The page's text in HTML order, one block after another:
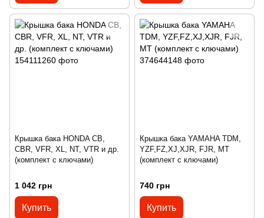
Крышка бака HONDA CB,
CBR, VFR, XL, NT, VTR и др.
(комплект с ключами)
1 042 грн
Купить
Крышка бака YAMAHA TDM,
YZF,FZ,XJ,XJR, FJR, MT
(комплект с ключами)
740 грн
Купить